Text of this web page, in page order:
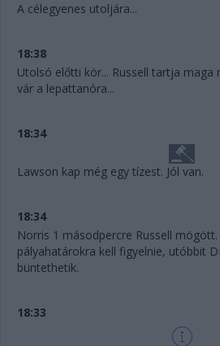
A célegyenes utoljára...
18:38
Utolsó előtti kör... Russell tartja
vár a lepattanóra...
18:34
Lawson kap még egy tízest. Jól van.
18:34
Norris 1 másodpercre Russell mögött.
pályahatárokra kell figyelnie, utóbbit
büntethetik.
18:33